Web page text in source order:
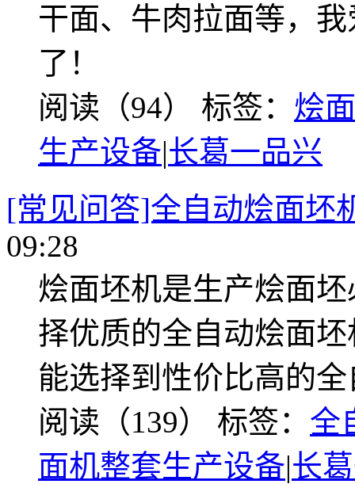
干面、牛肉拉面等，
了！
阅读（94） 标签： 烩
生产设备|长葛一品兴
[常见问答]全自动烩面坯
09:28
烩面坯机是生产烩面
择优质的全自动烩面
能选择到性价比高的
阅读（139） 标签： 全
面机整套生产设备|长